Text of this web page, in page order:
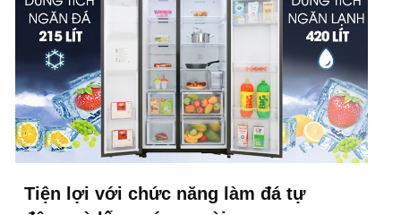
Tiện lợi với chức năng làm đá tự